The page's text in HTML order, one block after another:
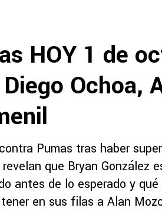
HOY 1 de
Ochoa,
Pumas tras haber
que Bryan González
antes de lo esperado y
en sus filas a Alan